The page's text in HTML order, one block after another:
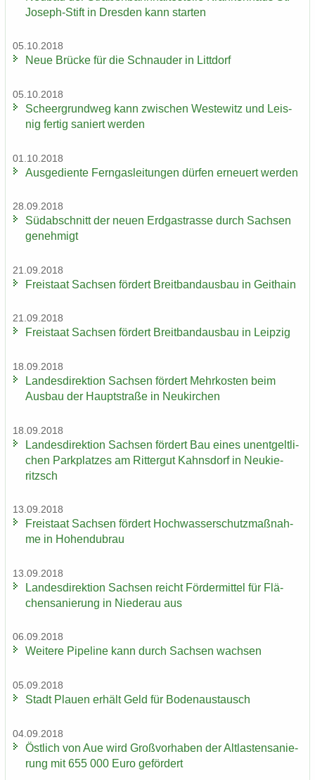
Joseph-Stift in Dres­den kann star­ten
05.10.2018
Neue Brü­cke für die Schnau­der in Litt­dorf
05.10.2018
Scheergrund­weg kann zwi­schen Wes­te­witz und Leis­
nig fer­tig sa­niert wer­den
01.10.2018
Aus­ge­dien­te Fern­gas­lei­tun­gen dür­fen er­neu­ert wer­den
28.09.2018
Süd­ab­schnitt der neuen Erd­gas­tras­se durch Sach­sen
ge­neh­migt
21.09.2018
Frei­staat Sach­sen för­dert Breit­band­aus­bau in Geit­hain
21.09.2018
Frei­staat Sach­sen för­dert Breit­band­aus­bau in Leip­zig
18.09.2018
Lan­des­di­rek­ti­on Sach­sen för­dert Mehr­kos­ten beim
Aus­bau der Haupt­stra­ße in Neu­kir­chen
18.09.2018
Lan­des­di­rek­ti­on Sach­sen för­dert Bau eines un­ent­gelt­li­
chen Park­plat­zes am Rit­ter­gut Kahns­dorf in Neu­kie­
ritzsch
13.09.2018
Frei­staat Sach­sen för­dert Hoch­was­ser­schutz­maß­nah­
me in Ho­hen­du­brau
13.09.2018
Lan­des­di­rek­ti­on Sach­sen reicht För­der­mit­tel für Flä­
chen­sa­nie­rung in Nie­der­au aus
06.09.2018
Wei­te­re Pipe­line kann durch Sach­sen wach­sen
05.09.2018
Stadt Plau­en er­hält Geld für Bo­den­aus­tausch
04.09.2018
Öst­lich von Aue wird Groß­vor­ha­ben der Alt­las­ten­sa­nie­
rung mit 655 000 Euro ge­för­dert